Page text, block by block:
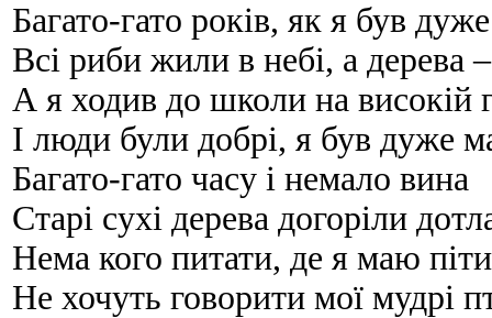
Багато-гато років, як я був
Всі риби жили в небі, а дерева
А я ходив до школи на високій
І люди були добрі, я був дуже
Багато-гато часу і немало вина
Старі сухі дерева догоріли
Нема кого питати, де я маю піти
Не хочуть говорити мої мудрі